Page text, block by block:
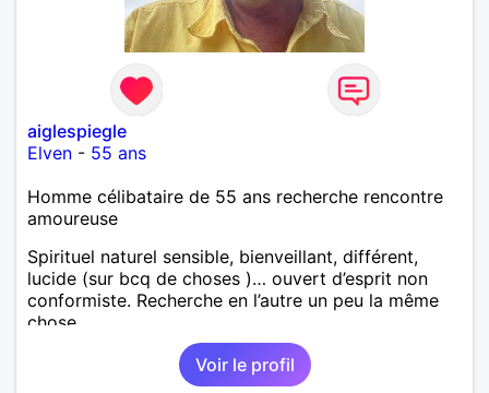
aiglespiegle
Elven - 55 ans
Homme célibataire de 55 ans recherche rencontre
amoureuse
Spirituel naturel sensible, bienveillant, différent,
lucide (sur bcq de choses )… ouvert d’esprit non
conformiste. Recherche en l’autre un peu la même
chose…
Voir le profil